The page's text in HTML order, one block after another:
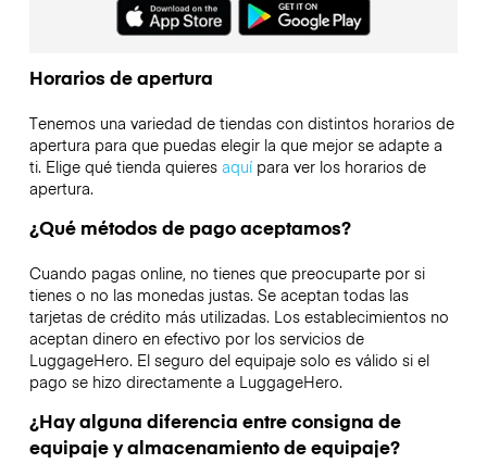
Horarios de apertura
Tenemos una variedad de tiendas con distintos horarios de
apertura para que puedas elegir la que mejor se adapte a
ti. Elige qué tienda quieres aquípara ver los horarios de
apertura.
¿Qué métodos de pago aceptamos?
Cuando pagas online, no tienes que preocuparte por si
tienes o no las monedas justas. Se aceptan todas las
tarjetas de crédito más utilizadas. Los establecimientos no
aceptan dinero en efectivo por los servicios de
LuggageHero. El seguro del equipaje solo es válido si el
pago se hizo directamente a LuggageHero.
¿Hay alguna diferencia entre consigna de
equipaje y almacenamiento de equipaje?